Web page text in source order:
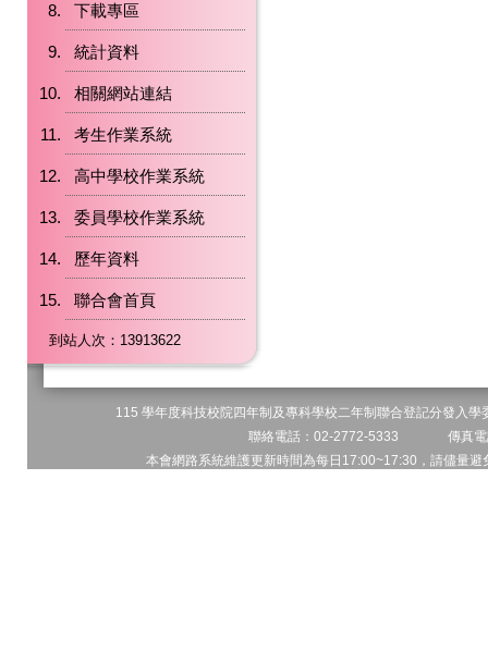
下載專區
統計資料
相關網站連結
考生作業系統
高中學校作業系統
委員學校作業系統
歷年資料
聯合會首頁
到站人次：13913622
115 學年度科技校院四年制及專科學校二年制聯合登記分發
聯絡電話：02-2772-5333 傳真
本會網路系統維護更新時間為每日17:00~17:30，請儘量